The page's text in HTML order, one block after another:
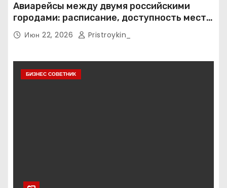
Авиарейсы между двумя российскими
городами: расписание, доступность мест и
тарифные условия
Июн 22, 2026 Pristroykin_
БИЗНЕС СОВЕТНИК